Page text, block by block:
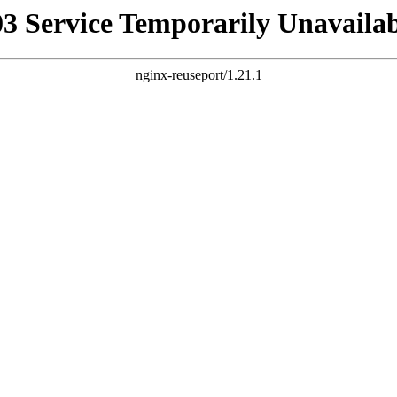
Service Temporarily
nginx-reuseport/1.21.1